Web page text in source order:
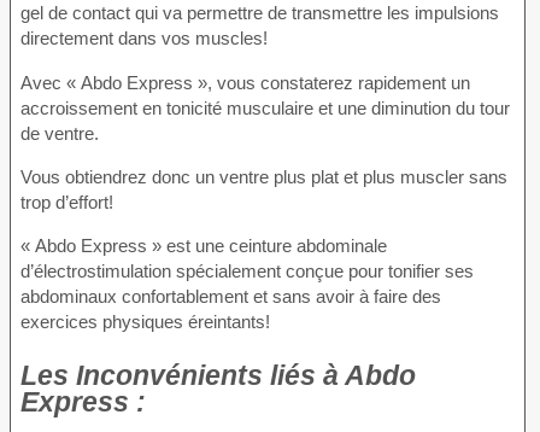
gel de contact qui va permettre de transmettre les impulsions
directement dans vos muscles!
Avec « Abdo Express », vous constaterez rapidement un
accroissement en tonicité musculaire et une diminution du tour
de ventre.
Vous obtiendrez donc un ventre plus plat et plus muscler sans
trop d’effort!
« Abdo Express » est une ceinture abdominale
d’électrostimulation spécialement conçue pour tonifier ses
abdominaux confortablement et sans avoir à faire des
exercices physiques éreintants!
Les Inconvénients liés à Abdo
Express :